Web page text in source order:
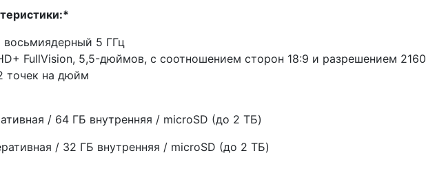
восьмиядерный 5 ГГц
FullVision, 5,5-дюймов, с соотношением сторон 18:9 и разрешением 2160
точек на дюйм
/ 64 ГБ внутренняя / microSD (до 2 ТБ)
/ 32 ГБ внутренняя / microSD (до 2 ТБ)